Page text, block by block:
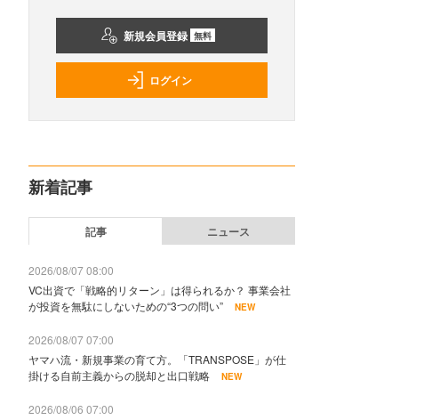
新規会員登録 無料
ログイン
新着記事
記事 ニュース
2026/08/07 08:00
VC出資で「戦略的リターン」は得られるか？ 事業会社
が投資を無駄にしないための“3つの問い”
NEW
2026/08/07 07:00
ヤマハ流・新規事業の育て方。「TRANSPOSE」が仕
掛ける自前主義からの脱却と出口戦略
NEW
2026/08/06 07:00